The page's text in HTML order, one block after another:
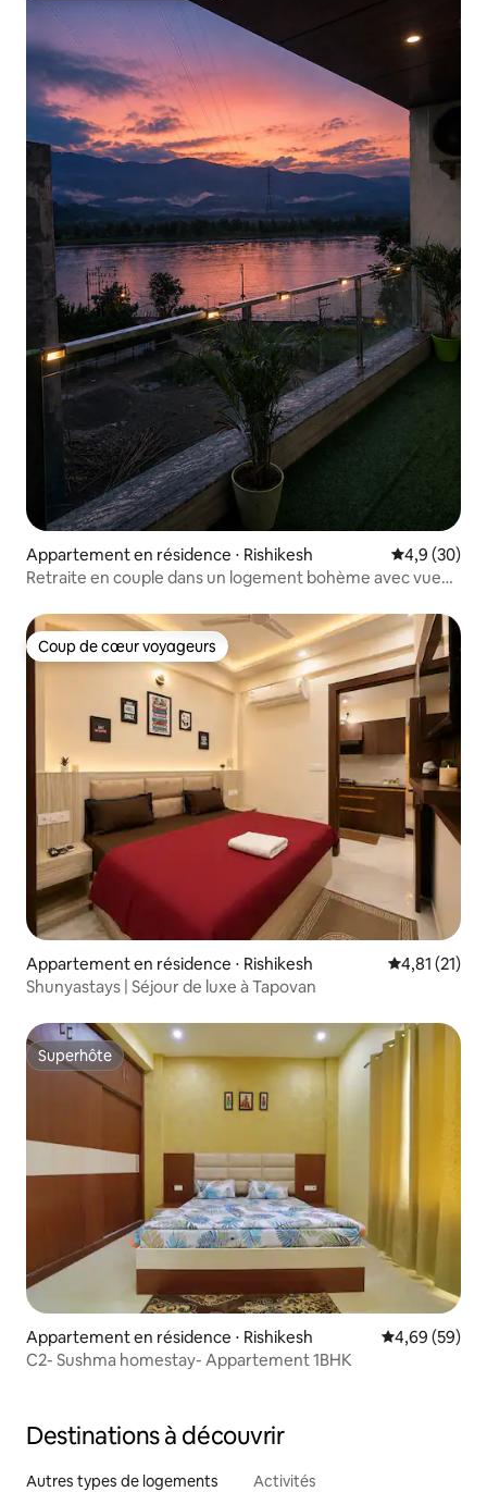
Appartement en résidence ⋅ Rishikesh Évaluation
4,9 (30)
Retraite en couple dans un logement bohème avec vue
Coup de cœur voyageurs
Coup de cœur voyageurs
Appartement en résidence ⋅ Rishikesh Évaluation
4,81 (21)
Shunyastays | Séjour de luxe à Tapovan
Superhôte
Superhôte
Appartement en résidence ⋅ Rishikesh Évaluation
4,69 (59)
C2- Sushma homestay- Appartement 1BHK
Destinations à découvrir
Autres types de logements Activités